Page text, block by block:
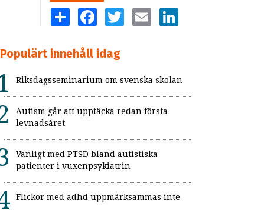
SHARE FACEBOOKTWITTEREMAIL LINKEDIN
Populärt innehåll idag
Riksdagsseminarium om svenska skolan
Autism går att upptäcka redan första
levnadsåret
Vanligt med PTSD bland autistiska
patienter i vuxenpsykiatrin
Flickor med adhd uppmärksammas inte